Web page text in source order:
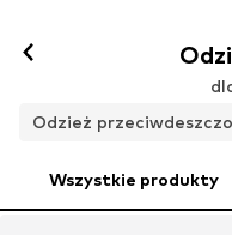
Odzież
Wszystkie produkty